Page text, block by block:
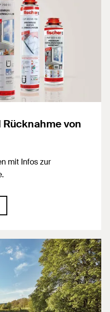
von
mit Infos zur